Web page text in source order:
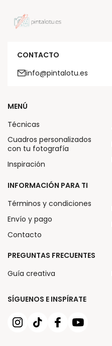
CONTACTO
info@pintalotu.es
SÍGUENOS E INSPÍRATE
MENÚ
Técnicas
Cuadros personalizados
con tu fotografía
Inspiración
INFORMACIÓN PARA TI
Términos y condiciones
Envío y pago
Contacto
PREGUNTAS FRECUENTES
Guía creativa